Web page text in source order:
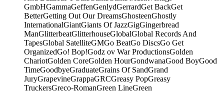
GmbHGammaGeffenGenlydGerrardGet BackGet
BetterGetting Out Our DreamsGhosteenGhostly
InternationalGiantGiants Of JazzGigGingerbread
ManGlitterbeatGlitterhouseGlobalGlobal Records And
TapesGlobal SatelliteGMGo BeatGo DiscsGo Get
OrganizedGo! Bop!Godz ov War ProductionsGolden
ChariotGolden CoreGolden HourGondwanaGood BoyGood
TimeGoodbyeGraduateGrains Of SandGrand
JuryGrapevineGrappaGRCGreasy PopGreasy
TruckersGreco-RomanGreen LineGreen